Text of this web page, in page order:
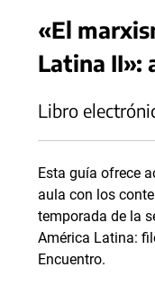
«El
Latina II»:
Libro
Esta guía ofrece
aula con los
temporada de la
América Latina:
Encuentro.